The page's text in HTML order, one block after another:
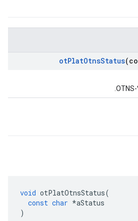
otPlatOtnsStatus
void otPlatOtnsStatus
const char *aStatus